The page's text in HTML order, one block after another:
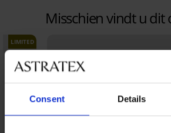
Consent Details
Misschien vindt u dit
LIMITED